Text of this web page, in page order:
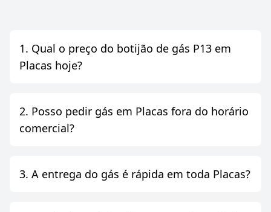
1. Qual o preço do botijão de gás P13 em
Placas hoje?
2. Posso pedir gás em Placas fora do horário
comercial?
3. A entrega do gás é rápida em toda Placas?